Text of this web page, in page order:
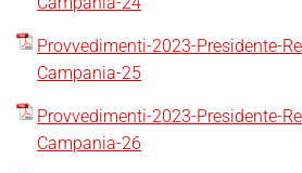
Provvedimenti-2023-Presidente-
Campania-25
Provvedimenti-2023-Presidente-
Campania-26